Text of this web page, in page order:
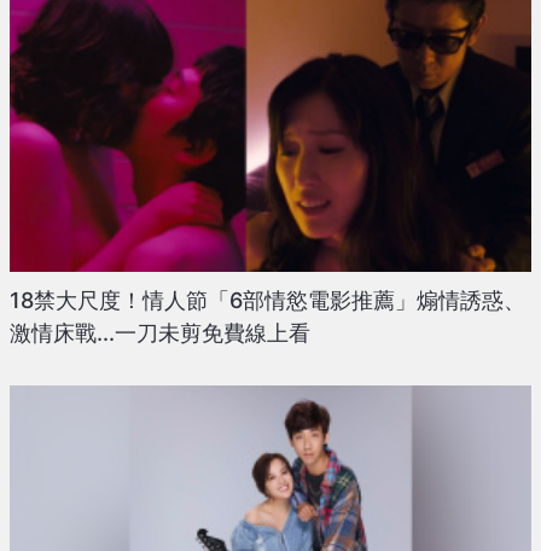
18禁大尺度！情人節「6部情慾電影推薦」煽情誘惑、
激情床戰...一刀未剪免費線上看